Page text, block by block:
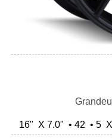
16" X 7.0" • 42 • 5